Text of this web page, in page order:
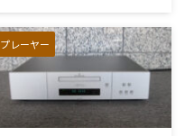
プレーヤー